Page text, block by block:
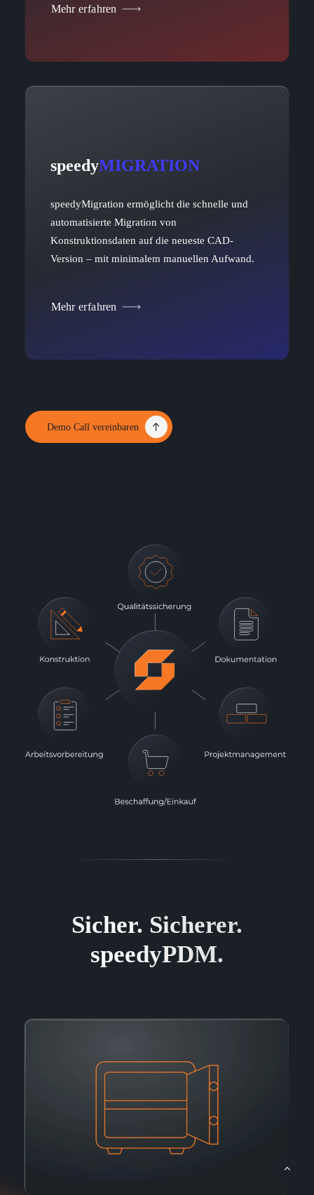
Demo Call vereinbaren
Mehr erfahren
speedyMIGRATION
speedyMigration ermöglicht die schnelle und
automatisierte Migration von
Konstruktionsdaten auf die neueste CAD-
Version – mit minimalem manuellen Aufwand.
Mehr erfahren
Sicher. Sicherer.
speedyPDM.